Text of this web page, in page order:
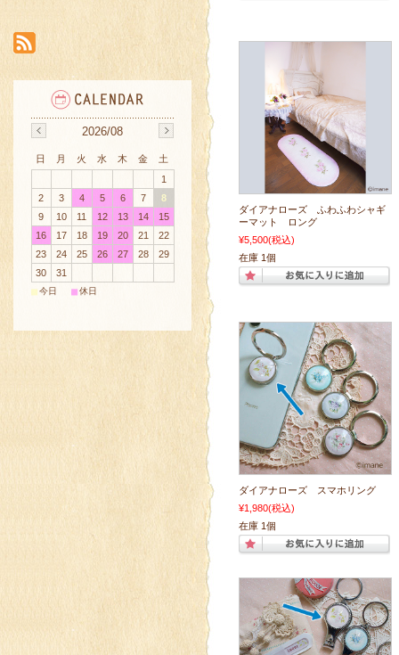
ダイアナローズ ふわふわシャギ
ーマット ロング
¥5,500(税込)
在庫 1個
ダイアナローズ スマホリング
¥1,980(税込)
在庫 1個
2026/08
日 月 火 水 木 金
土
1
2
3 4 5 6 7
8
9
10 11 12 13 14
15
16
17 18 19 20 21
22
23
24 25 26 27 28
29
30
31
■今日 ■休日